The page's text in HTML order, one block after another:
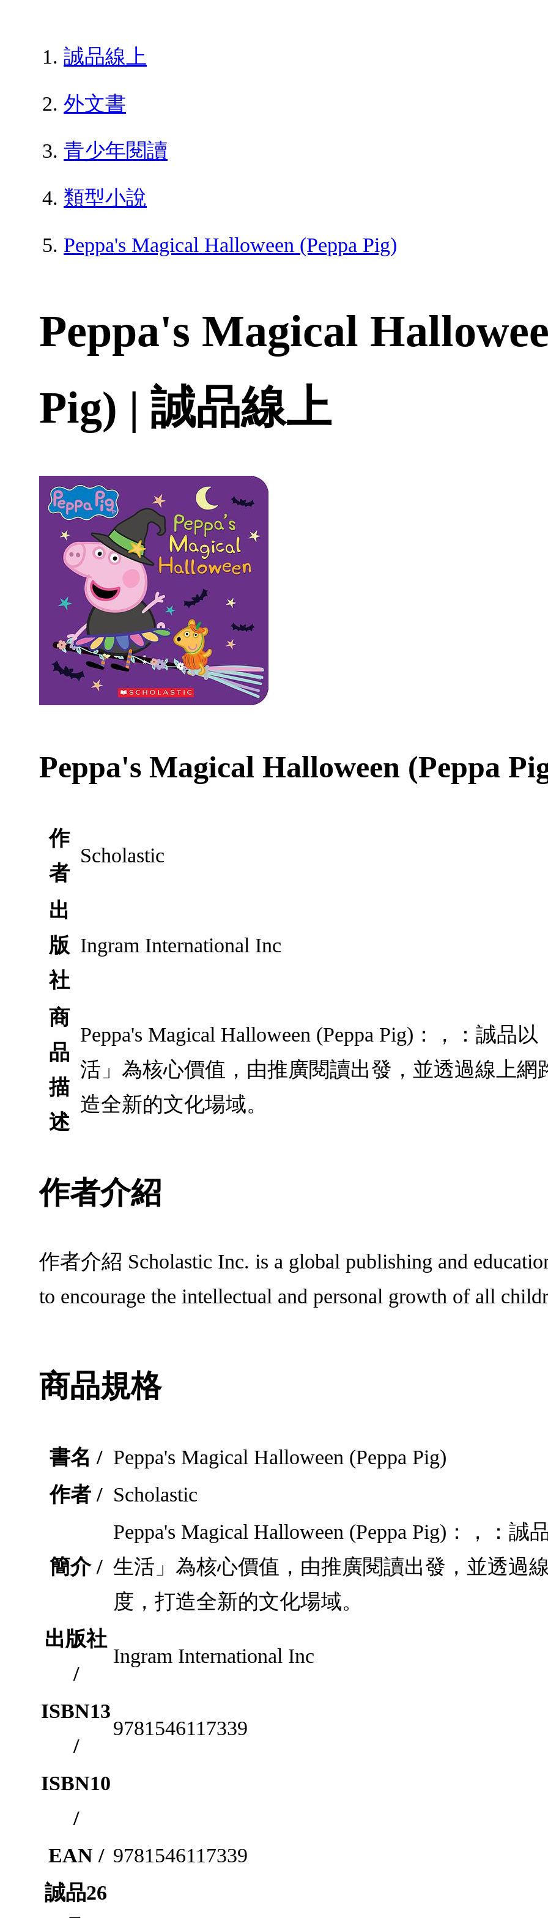
誠品線上
外文書
青少年閱讀
類型小說
Peppa's Magical Halloween (Peppa Pig)
Peppa's Magical
Pig) | 誠品線上
Peppa's Magical Halloween (Peppa
作
者
Scholastic
出
版
社
Ingram International Inc
商
品
描
述
Peppa's Magical Halloween (Peppa Pig)：，：誠品
活」為核心價值，由推廣閱讀出發，並透過線上網
造全新的文化場域。
作者介紹
作者介紹 Scholastic Inc. is a global publishing and
to encourage the intellectual and personal growth of all
商品規格
書名 / Peppa's Magical Halloween (Peppa Pig)
作者 / Scholastic
簡介 /
Peppa's Magical Halloween (Peppa Pig)：，：
生活」為核心價值，由推廣閱讀出發，並透過
度，打造全新的文化場域。
出版社
/
Ingram International Inc
ISBN13
/
9781546117339
ISBN10
/
EAN / 9781546117339
誠品26